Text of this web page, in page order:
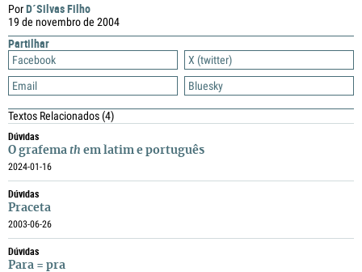
PorD´Silvas Filho
19 de novembro de 2004
Partilhar
Facebook
X (twitter)
Email
Bluesky
Textos Relacionados(4)
Dúvidas
O grafema th em latim e português
2024-01-16
Dúvidas
Praceta
2003-06-26
Dúvidas
Para = pra